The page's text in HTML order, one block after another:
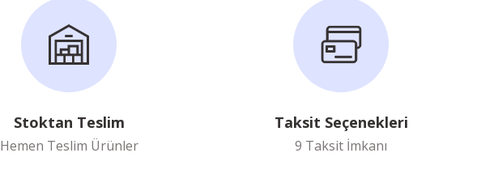
Stoktan Teslim
Hemen Teslim Ürünler
Taksit Seçenekleri
9 Taksit İmkanı